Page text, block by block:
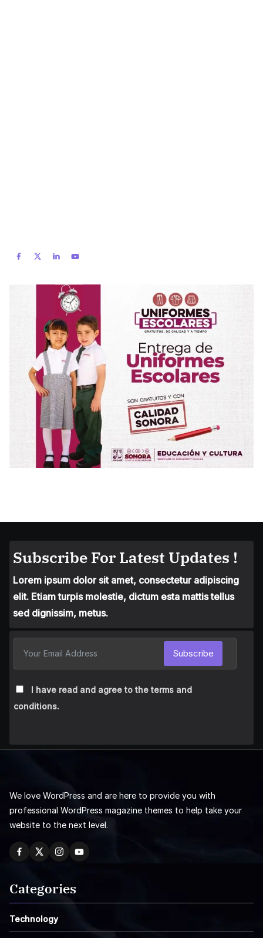
Subscribe For Latest Updates !
Lorem ipsum dolor sit amet, consectetur adipiscing
elit. Etiam turpis molestie, dictum esta mattis tellus
sed dignissim, metus.
I have read and agree to the terms and
conditions.
Subscribe
We love WordPress and are here to provide you with
professional WordPress magazine themes to help take your
website to the next level.
Categories
Technology